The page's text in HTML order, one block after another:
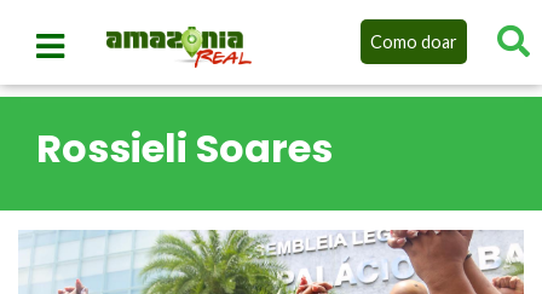
Como doar
Rossieli Soares